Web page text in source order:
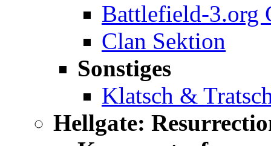
Battlefield-3.org
Clan Sektion
Sonstiges
Klatsch &
Hellgate: